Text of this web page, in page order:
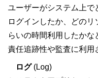
ユーザーがシステム上で
ログインしたか、どのリ
らいの時間利用したかな
責任追跡性や監査に利用
ログ (Log)